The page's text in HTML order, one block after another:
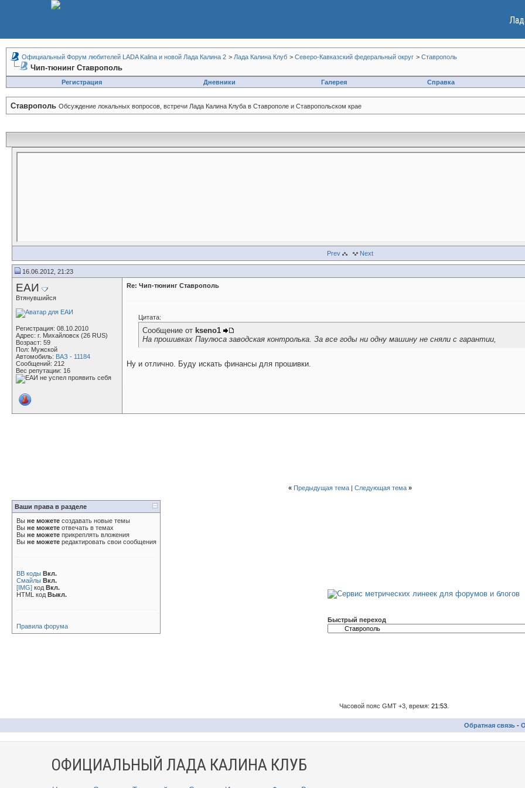
Официальный Форум любителей LADA Kalina и новой Лада Калина 2 > Лада Калина Клуб > Северо-Кавказский федеральный округ > Ставрополь
Чип-тюнинг Ставрополь
Регистрация Дневники Галерея Справка
Ставрополь Обсуждение локальных вопросов, встречи Лада Калина Клуба в Ставрополе и Ставропольском крае
Prev Next
16.06.2012, 21:23
ЕАИ
Втянувшийся
Регистрация: 08.10.2010
Адрес: г. Михайловск (26 RUS)
Возраст: 59
Пол: Мужской
Автомобиль: ВАЗ - 11184
Сообщений: 212
Вес репутации: 16
Re: Чип-тюнинг Ставрополь
Цитата:
Сообщение от kseno1
На прошивках Паулюса заводская контролька. За все годы ни одну машину не сняли с гарантии,
Ну и отлично. Буду искать финансы для прошивки.
« Предыдущая тема| Следующая тема »
Ваши права в разделе
Вы не можете создавать новые темы
Вы не можете отвечать в темах
Вы не можете прикреплять вложения
Вы не можете редактировать свои сообщения
BB коды Вкл.
Смайлы Вкл.
[IMG] код Вкл.
HTML код Выкл.
Правила форума
Быстрый переход
Часовой пояс GMT +3, время: 21:53.
Обратная связь -
ОФИЦИАЛЬНЫЙ ЛАДА КАЛИНА КЛУБ